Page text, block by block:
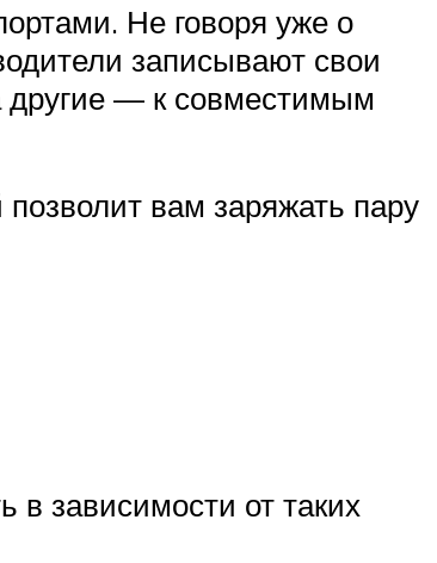
Не говоря уже о
записывают свои
другие — к совместимым
вам заряжать пару
в зависимости от таких